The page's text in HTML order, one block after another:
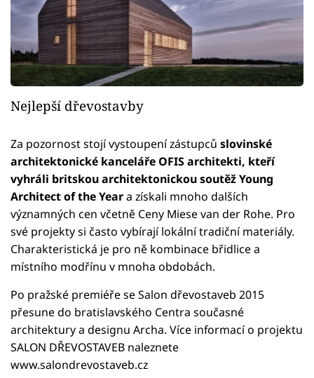
Nejlepší dřevostavby
Za pozornost stojí vystoupení zástupců slovinské
architektonické kanceláře OFIS architekti, kteří
vyhráli britskou architektonickou soutěž Young
Architect of the Yeara získali mnoho dalších
významných cen včetně Ceny Miese van der Rohe. Pro
své projekty si často vybírají lokální tradiční materiály.
Charakteristická je pro ně kombinace břidlice a
místního modřínu v mnoha obdobách.
Po pražské premiéře se Salon dřevostaveb 2015
přesune do bratislavského Centra současné
architektury a designu Archa. Více informací o projektu
SALON DŘEVOSTAVEB naleznete
www.salondrevostaveb.cz